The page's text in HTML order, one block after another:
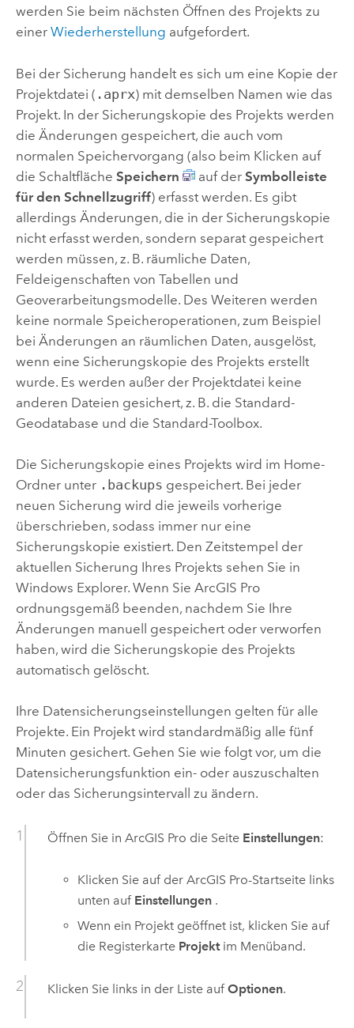
werden Sie beim nächsten Öffnen des Projekts zu
einer Wiederherstellung aufgefordert.
Bei der Sicherung handelt es sich um eine Kopie der
Projektdatei ( .aprx) mit demselben Namen wie das
Projekt. In der Sicherungskopie des Projekts werden
die Änderungen gespeichert, die auch vom
normalen Speichervorgang (also beim Klicken auf
die Schaltfläche Speichern auf der Symbolleiste
für den Schnellzugriff) erfasst werden. Es gibt
allerdings Änderungen, die in der Sicherungskopie
nicht erfasst werden, sondern separat gespeichert
werden müssen, z. B. räumliche Daten,
Feldeigenschaften von Tabellen und
Geoverarbeitungsmodelle. Des Weiteren werden
keine normale Speicheroperationen, zum Beispiel
bei Änderungen an räumlichen Daten, ausgelöst,
wenn eine Sicherungskopie des Projekts erstellt
wurde. Es werden außer der Projektdatei keine
anderen Dateien gesichert, z. B. die Standard-
Geodatabase und die Standard-Toolbox.
Die Sicherungskopie eines Projekts wird im Home-
Ordner unter .backups gespeichert. Bei jeder
neuen Sicherung wird die jeweils vorherige
überschrieben, sodass immer nur eine
Sicherungskopie existiert. Den Zeitstempel der
aktuellen Sicherung Ihres Projekts sehen Sie in
Windows Explorer. Wenn Sie ArcGIS Pro
ordnungsgemäß beenden, nachdem Sie Ihre
Änderungen manuell gespeichert oder verworfen
haben, wird die Sicherungskopie des Projekts
automatisch gelöscht.
Ihre Datensicherungseinstellungen gelten für alle
Projekte. Ein Projekt wird standardmäßig alle fünf
Minuten gesichert. Gehen Sie wie folgt vor, um die
Datensicherungsfunktion ein- oder auszuschalten
oder das Sicherungsintervall zu ändern.
Öffnen Sie in ArcGIS Pro die Seite Einstellungen:
Klicken Sie auf derArcGIS Pro-Startseite links
unten auf Einstellungen .
Wenn ein Projekt geöffnet ist, klicken Sie auf
die Registerkarte Projektim Menüband.
Klicken Sie links in der Liste auf Optionen.